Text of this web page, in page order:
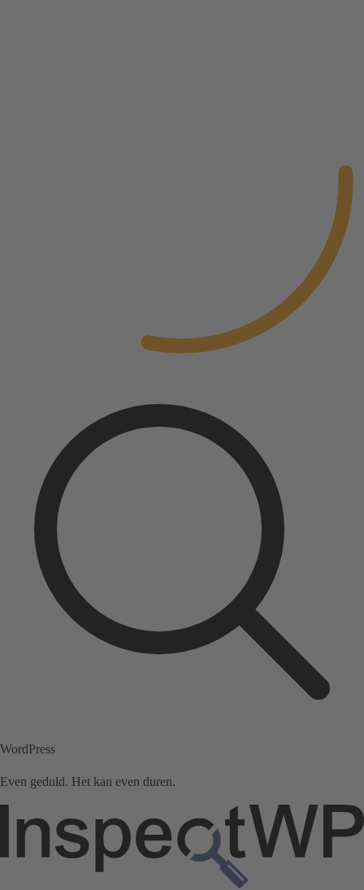
WordPress
Even geduld. Het kan even duren.